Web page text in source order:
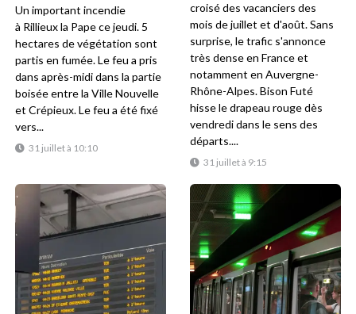
31 juillet à 10:10
Un important incendie
à Rillieux la Pape ce jeudi. 5
hectares de végétation sont
partis en fumée. Le feu a pris
dans après-midi dans la partie
boisée entre la Ville Nouvelle
et Crépieux. Le feu a été fixé
vers...
31 juillet à 9:15
croisé des vacanciers des
mois de juillet et d'août. Sans
surprise, le trafic s'annonce
très dense en France et
notamment en Auvergne-
Rhône-Alpes. Bison Futé
hisse le drapeau rouge dès
vendredi dans le sens des
départs....